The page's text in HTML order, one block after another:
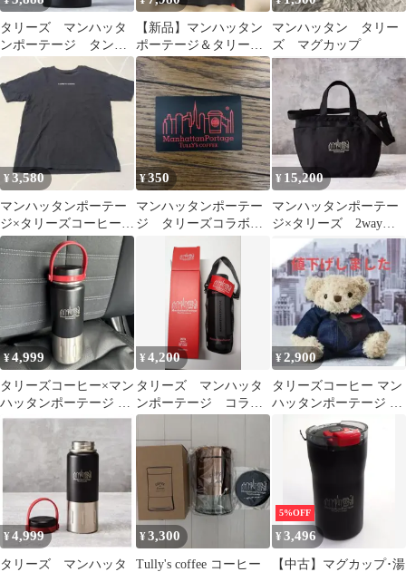
タリーズ マンハッタ
ンポーテージ タンブ
【新品】マンハッタン
ポーテージ＆タリーズ
コーヒー
マンハッタン タリー
ズ マグカップ
¥3,580
マンハッタンポーテー
ジ×タリーズコーヒー
コラボTシャツ Sサイ
ズ
¥350
マンハッタンポーテー
ジ タリーズコラボス
¥ 15,200
マンハッタンポーテー
ジ×タリーズ 2wayト
ートバック
¥4,999
タリーズコーヒー×マン
ハッタンポーテージ ハ
ンドルボトル
【USED】
¥4,200
タリーズ マンハッタ
ンポーテージ コラボ
オクタボトル
¥2,900
タリーズコーヒー マン
ハッタンポーテージ コ
ラボ ベアフル ぬいぐる
¥4,999
タリーズ マンハッタ
¥3,300
Tully's coffee コーヒー
5%OFF
¥3,496
【中古】マグカップ･湯